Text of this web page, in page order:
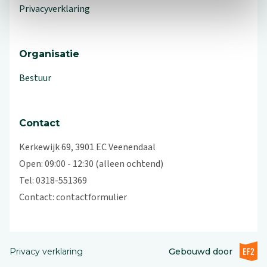
Privacyverklaring
Organisatie
Bestuur
Contact
Kerkewijk 69, 3901 EC Veenendaal
Open: 09:00 - 12:30 (alleen ochtend)
Tel: 0318-551369
Contact:contactformulier
Privacy verklaring Gebouwd doorEF2